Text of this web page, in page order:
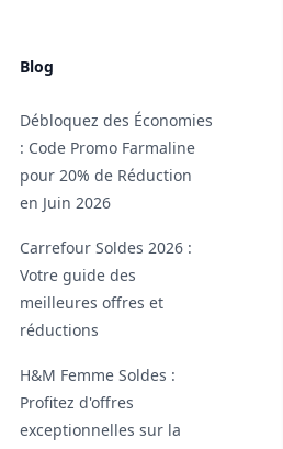
Blog
Débloquez des Économies
: Code Promo Farmaline
pour 20% de Réduction
en Juin 2026
Carrefour Soldes 2026 :
Votre guide des
meilleures offres et
réductions
H&M Femme Soldes :
Profitez d'offres
exceptionnelles sur la